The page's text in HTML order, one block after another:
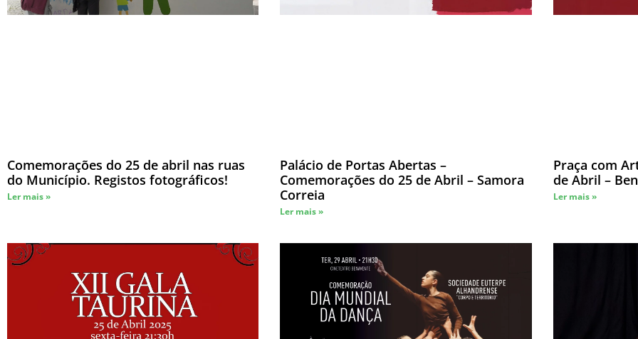
Comemorações do 25 de abril nas ruas
do Município. Registos fotográficos!
Ler mais »
Palácio de Portas Abertas –
Comemorações do 25 de Abril – Samora
Correia
Ler mais »
Praça com
de Abril –
Ler mais »